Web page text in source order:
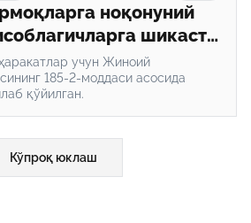
ноқонуний
шикаст
сабаб бўлади
учун Жиноий
185-2-моддаси асосида
қўйилган.
Кўпроқ юклаш